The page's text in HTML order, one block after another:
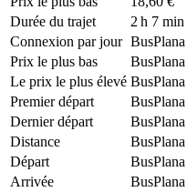
Durée du trajet
2 h 7 min
Connexion par jour BusPlana
Prix ​​le plus bas
BusPlana
Le prix le plus élevé BusPlana
Premier départ
BusPlana
Dernier départ
BusPlana
Distance
BusPlana
Départ
BusPlana
Arrivée
BusPlana